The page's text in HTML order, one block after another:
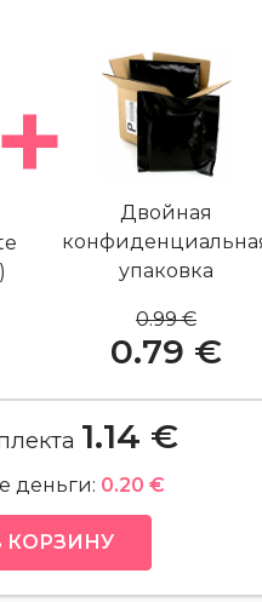
Двойная
упаковка
0.99 €
0.79 €
1.14 €
деньги: 0.20 €
КОРЗИНУ